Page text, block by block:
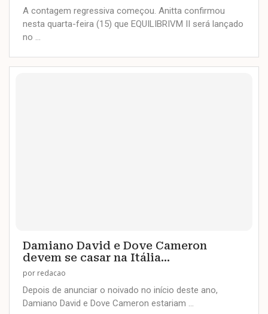
A contagem regressiva começou. Anitta confirmou
nesta quarta-feira (15) que EQUILIBRIVM II será lançado
no …
Damiano David e Dove Cameron
devem se casar na Itália...
por redacao
Depois de anunciar o noivado no início deste ano,
Damiano David e Dove Cameron estariam …